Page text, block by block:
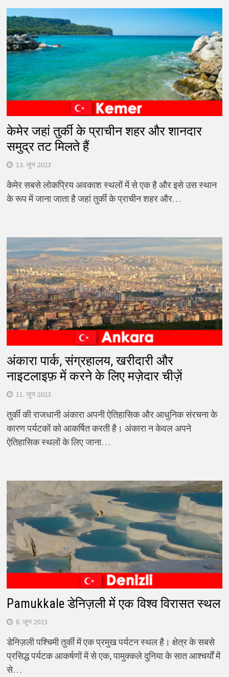
केमेर जहां तुर्की के प्राचीन शहर और शानदार
समुद्र तट मिलते हैं
13. जून 2023
केमेर सबसे लोकप्रिय अवकाश स्थलों में से एक है और इसे उस स्थान
के रूप में जाना जाता है जहां तुर्की के प्राचीन शहर और…
अंकारा पार्क, संग्रहालय, खरीदारी और
नाइटलाइफ़ में करने के लिए मज़ेदार चीज़ें
11. जून 2023
तुर्की की राजधानी अंकारा अपनी ऐतिहासिक और आधुनिक संरचना के
कारण पर्यटकों को आकर्षित करती है। अंकारा न केवल अपने
ऐतिहासिक स्थलों के लिए जाना…
Pamukkale डेनिज़ली में एक विश्व विरासत स्थल
8. जून 2023
डेनिज़ली पश्चिमी तुर्की में एक प्रमुख पर्यटन स्थल है। क्षेत्र के सबसे
प्रसिद्ध पर्यटक आकर्षणों में से एक, पामुक्कले दुनिया के सात आश्चर्यों में
से…